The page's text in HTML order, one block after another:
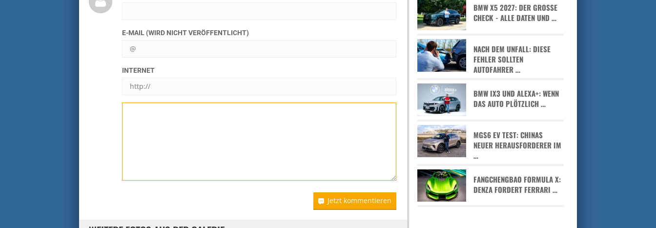
E-MAIL (WIRD NICHT VERÖFFENTLICHT)
INTERNET
Jetzt kommentieren
BMW X5 2027: DER GROSSE C
HECK - ALLE DATEN UND …
NACH DEM UNFALL: DIESE
FEHLER SOLLTEN
AUTOFAHRER …
BMW IX3 UND ALEXA+: WENN
DAS AUTO PLÖTZLICH …
MGS6 EV TEST: CHINAS
NEUER HERAUSFORDERER IM
…
FANGCHENGBAO FORMULA X:
DENZA FORDERT FERRARI …